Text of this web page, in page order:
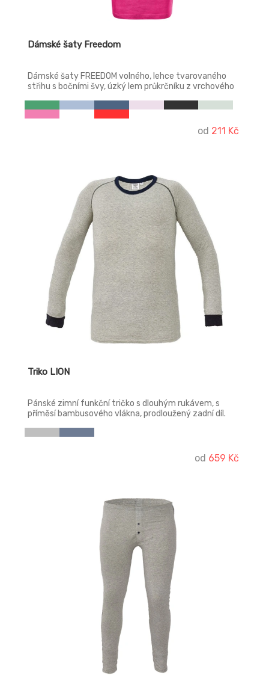
Dámské šaty Freedom
Dámské šaty FREEDOM volného, lehce tvarovaného
střihu s bočními švy, úzký lem průkrčníku z vrchového
od 211 Kč
Triko LION
Pánské zimní funkční tričko s dlouhým rukávem, s
příměsí bambusového vlákna, prodloužený zadní díl.
od 659 Kč